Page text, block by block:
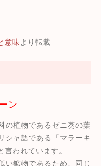
意味より転載
ン
の植物であるゼニ葵の葉
シャ語である「マラーキ
われています。
い鉱物であるため、同じ